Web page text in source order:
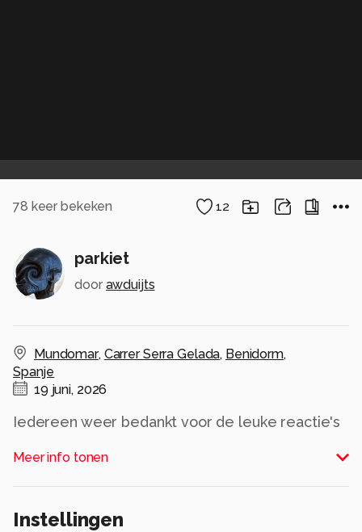
78 keer bekeken 12
parkiet
door awduijts
Mundomar, Carrer Serra Gelada, Benidorm,
Spanje
19 juni, 2026
Iedereen weer bedankt voor de leuke reactie's
Meer info tonen
Instellingen